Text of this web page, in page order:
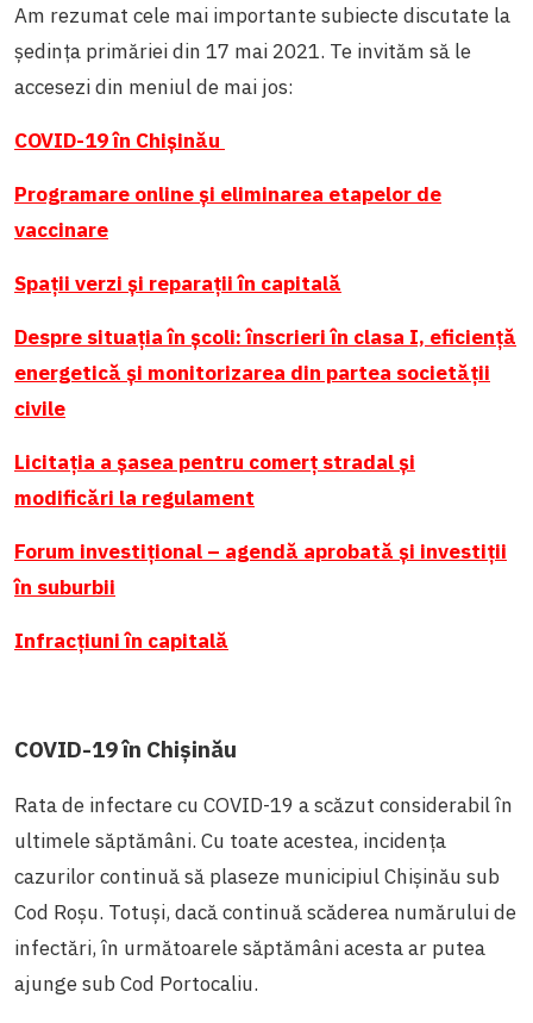
Am rezumat cele mai importante subiecte discutate la
ședința primăriei din 17 mai 2021. Te invităm să le
accesezi din meniul de mai jos:
COVID-19 în Chișinău
Programare online și eliminarea etapelor de
vaccinare
Spații verzi și reparații în capitală
Despre situația în școli: înscrieri în clasa I, eficiență
energetică și monitorizarea din partea societății
civile
Licitația a șasea pentru comerț stradal și
modificări la regulament
Forum investițional – agendă aprobată și investiții
în suburbii
Infracțiuni în capitală
COVID-19 în Chișinău
Rata de infectare cu COVID-19 a scăzut considerabil în
ultimele săptămâni. Cu toate acestea, incidența
cazurilor continuă să plaseze municipiul Chișinău sub
Cod Roșu. Totuși, dacă continuă scăderea numărului de
infectări, în următoarele săptămâni acesta ar putea
ajunge sub Cod Portocaliu.